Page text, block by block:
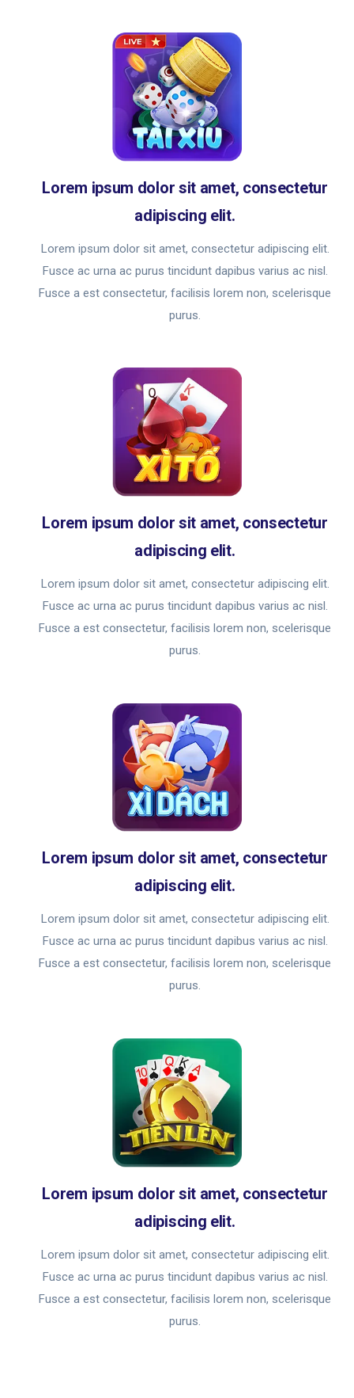
Lorem ipsum dolor sit amet, consectetur
adipiscing elit.
Lorem ipsum dolor sit amet, consectetur adipiscing elit.
Fusce ac urna ac purus tincidunt dapibus varius ac nisl.
Fusce a est consectetur, facilisis lorem non, scelerisque
purus.
Lorem ipsum dolor sit amet, consectetur
adipiscing elit.
Lorem ipsum dolor sit amet, consectetur adipiscing elit.
Fusce ac urna ac purus tincidunt dapibus varius ac nisl.
Fusce a est consectetur, facilisis lorem non, scelerisque
purus.
Lorem ipsum dolor sit amet, consectetur
adipiscing elit.
Lorem ipsum dolor sit amet, consectetur adipiscing elit.
Fusce ac urna ac purus tincidunt dapibus varius ac nisl.
Fusce a est consectetur, facilisis lorem non, scelerisque
purus.
Lorem ipsum dolor sit amet, consectetur
adipiscing elit.
Lorem ipsum dolor sit amet, consectetur adipiscing elit.
Fusce ac urna ac purus tincidunt dapibus varius ac nisl.
Fusce a est consectetur, facilisis lorem non, scelerisque
purus.